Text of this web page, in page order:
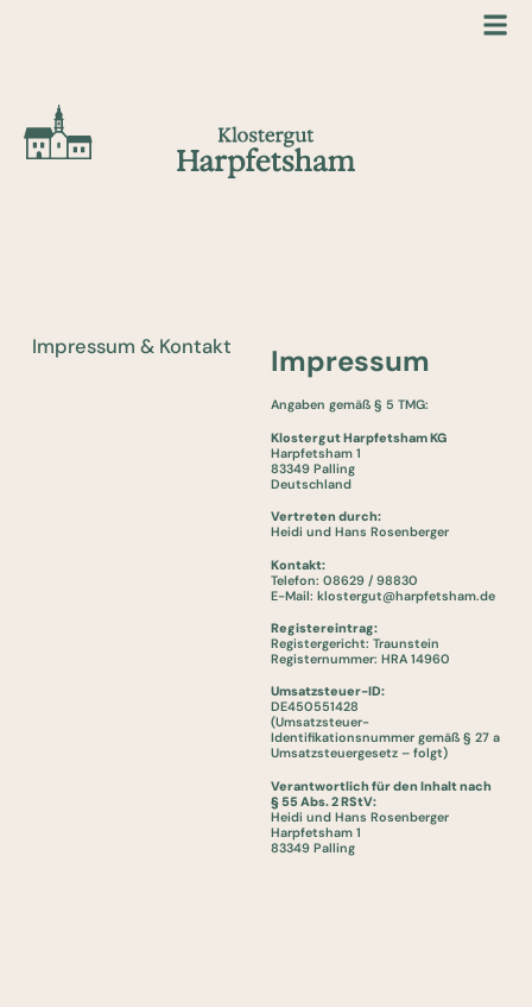
Impressum & Kontakt Impressum
Angaben gemäß § 5 TMG:
Klostergut Harpfetsham KG
Harpfetsham 1
83349 Palling
Deutschland
Vertreten durch:
Heidi und Hans Rosenberger
Kontakt:
Telefon: 08629 / 98830
E-Mail:klostergut@harpfetsham.de
Registereintrag:
Registergericht: Traunstein
Registernummer: HRA 14960
Umsatzsteuer-ID:
DE450551428
(Umsatzsteuer-
Identifikationsnummer gemäß § 27 a
Umsatzsteuergesetz – folgt)
Verantwortlich für den Inhalt nach
§ 55 Abs. 2 RStV:
Heidi und Hans Rosenberger
Harpfetsham 1
83349 Palling